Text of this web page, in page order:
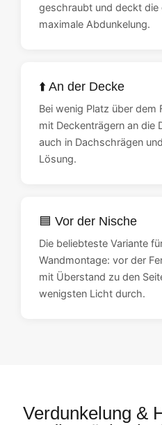
geschraubt und deckt die
maximale Abdunkelung.
⬆️ An der Decke
Bei wenig Platz über dem
mit Deckenträgern an die
auch in Dachschrägen
Lösung.
🟦 Vor der Nische
Die beliebteste Variante
Wandmontage: vor der
mit Überstand zu den
wenigsten Licht durch.
Verdunkelung &